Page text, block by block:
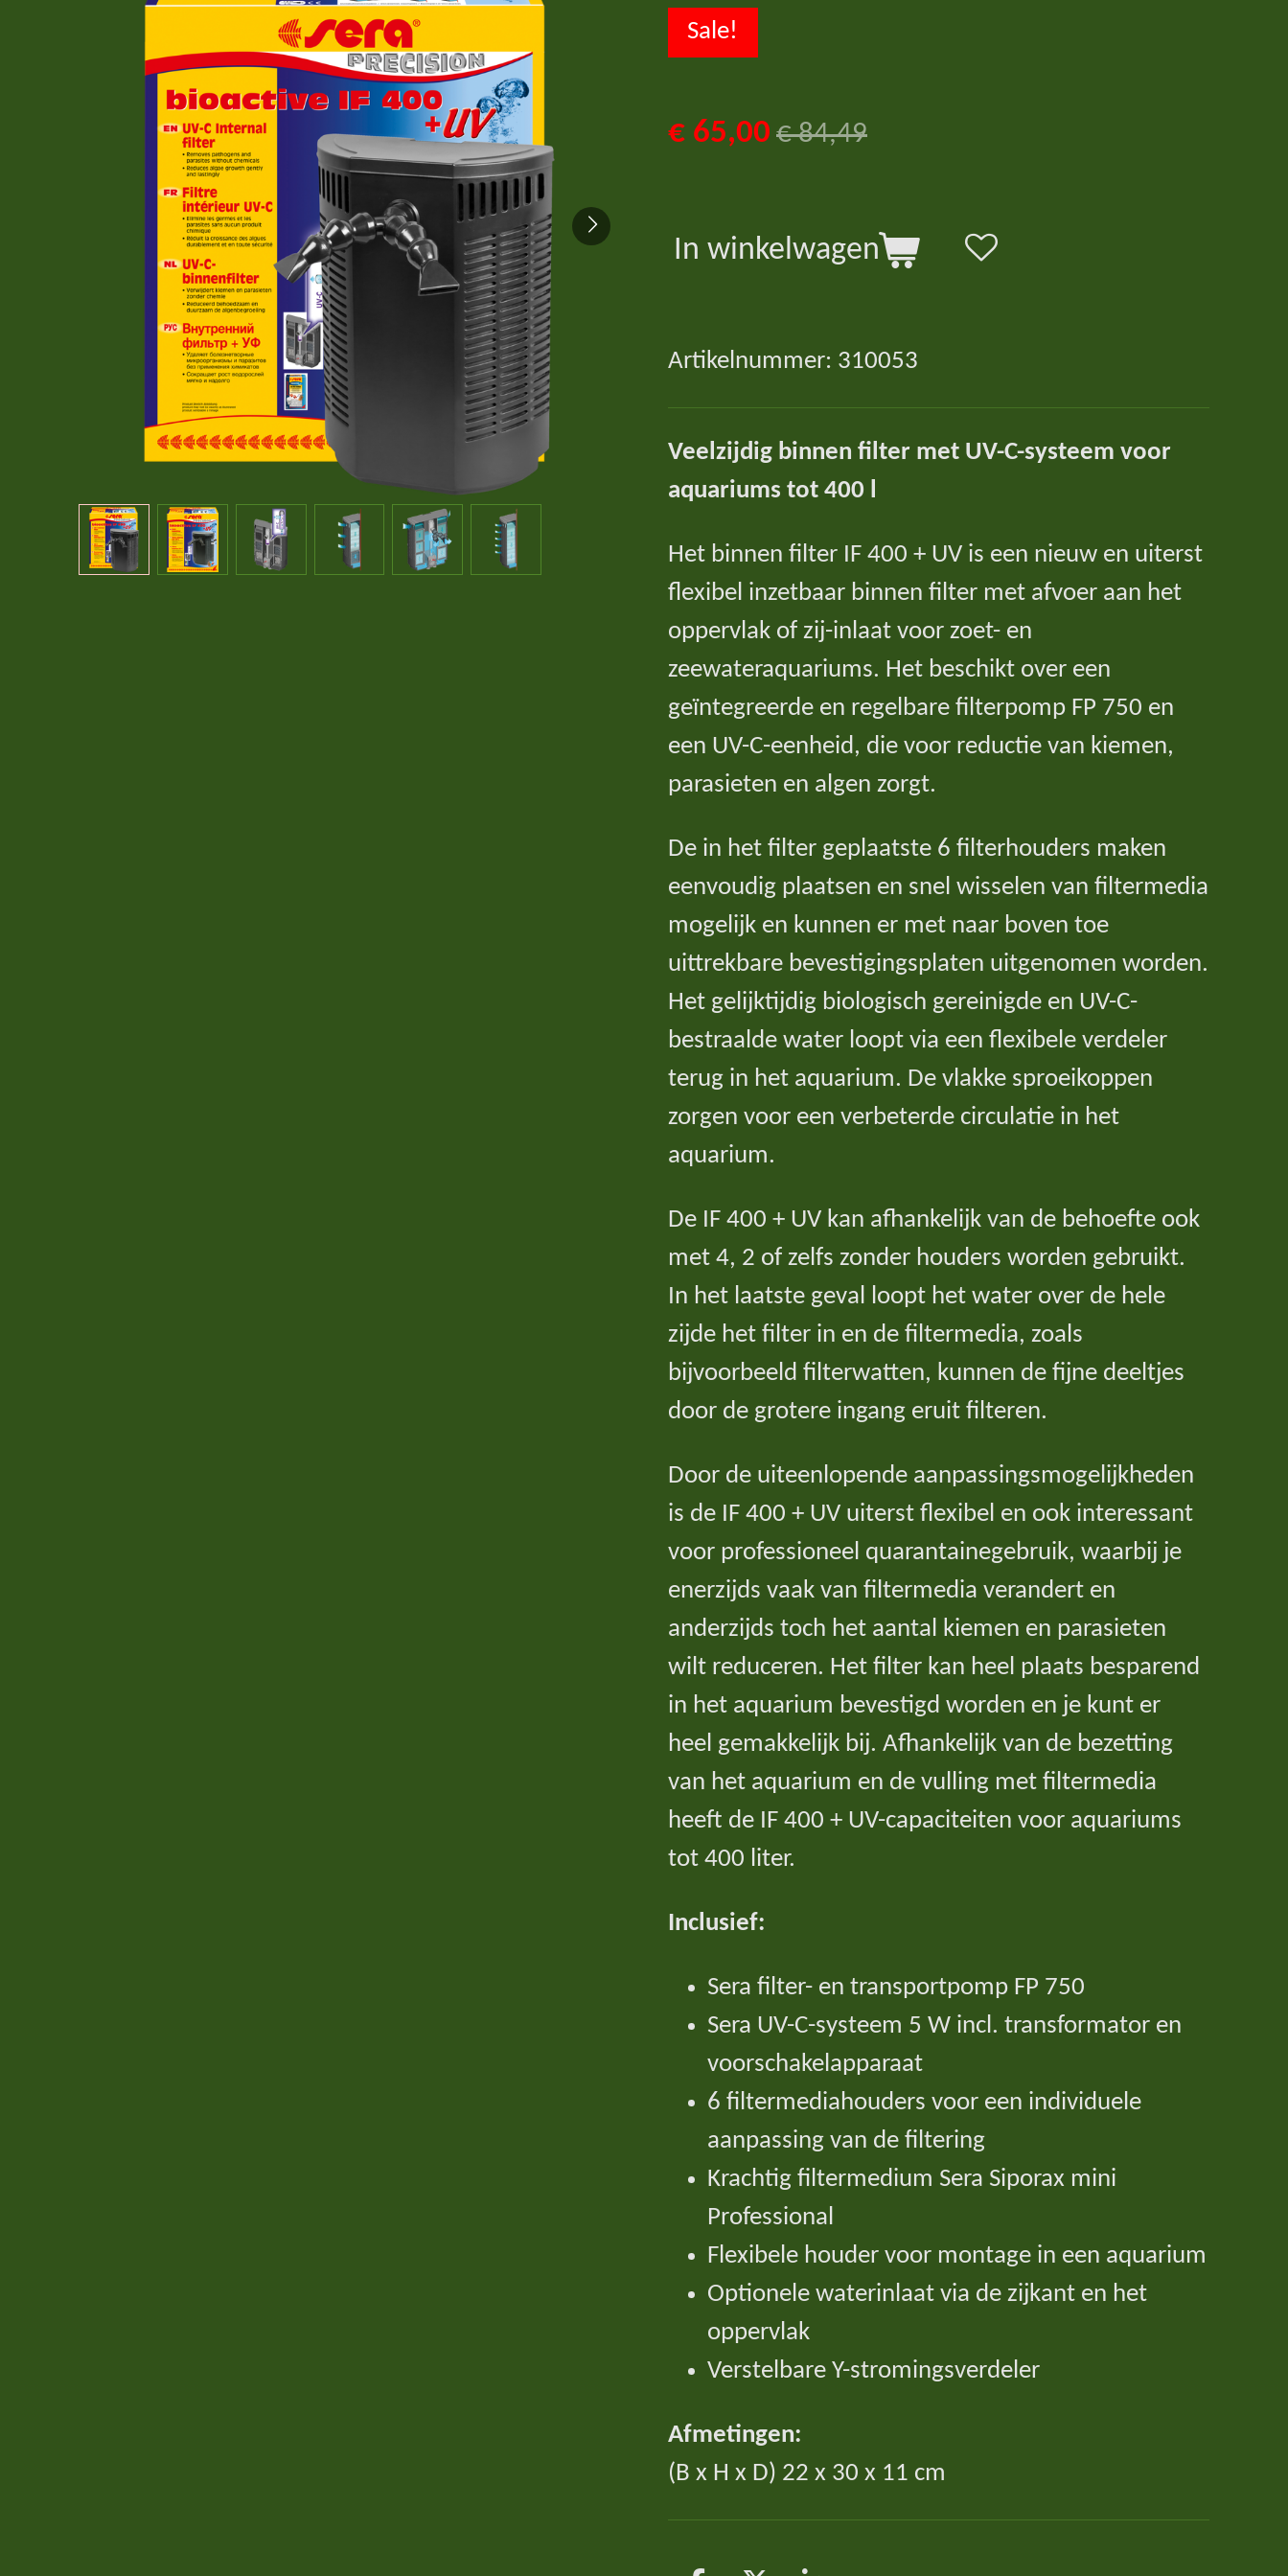
Sale!
€ 65,00 € 84,49
In winkelwagen
Artikelnummer: 310053
Veelzijdig binnen filter met UV-C-systeem voor
aquariums tot 400 l
Het binnen filter IF 400 + UV is een nieuw en uiterst
flexibel inzetbaar binnen filter met afvoer aan het
oppervlak of zij-inlaat voor zoet- en
zeewateraquariums. Het beschikt over een
geïntegreerde en regelbare filterpomp FP 750 en
een UV-C-eenheid, die voor reductie van kiemen,
parasieten en algen zorgt.
De in het filter geplaatste 6 filterhouders maken
eenvoudig plaatsen en snel wisselen van filtermedia
mogelijk en kunnen er met naar boven toe
uittrekbare bevestigingsplaten uitgenomen worden.
Het gelijktijdig biologisch gereinigde en UV-C-
bestraalde water loopt via een flexibele verdeler
terug in het aquarium. De vlakke sproeikoppen
zorgen voor een verbeterde circulatie in het
aquarium.
De IF 400 + UV kan afhankelijk van de behoefte ook
met 4, 2 of zelfs zonder houders worden gebruikt.
In het laatste geval loopt het water over de hele
zijde het filter in en de filtermedia, zoals
bijvoorbeeld filterwatten, kunnen de fijne deeltjes
door de grotere ingang eruit filteren.
Door de uiteenlopende aanpassingsmogelijkheden
is de IF 400 + UV uiterst flexibel en ook interessant
voor professioneel quarantainegebruik, waarbij je
enerzijds vaak van filtermedia verandert en
anderzijds toch het aantal kiemen en parasieten
wilt reduceren. Het filter kan heel plaats besparend
in het aquarium bevestigd worden en je kunt er
heel gemakkelijk bij. Afhankelijk van de bezetting
van het aquarium en de vulling met filtermedia
heeft de IF 400 + UV-capaciteiten voor aquariums
tot 400 liter.
Inclusief:
Sera filter- en transportpomp FP 750
Sera UV-C-systeem 5 W incl. transformator en
voorschakelapparaat
6 filtermediahouders voor een individuele
aanpassing van de filtering
Krachtig filtermedium Sera Siporax mini
Professional
Flexibele houder voor montage in een aquarium
Optionele waterinlaat via de zijkant en het
oppervlak
Verstelbare Y-stromingsverdeler
Afmetingen:
(B x H x D) 22 x 30 x 11 cm